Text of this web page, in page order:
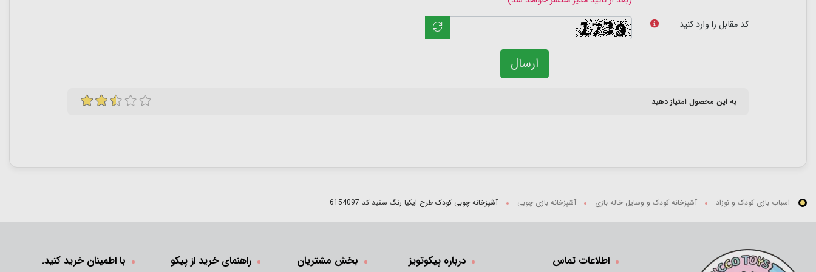
کد مقابل را وارد کنید
ارسال
به این محصول امتیاز دهید
اسباب بازی کودک و نوزاد آشپزخانه کودک و وسایل خاله بازی آشپزخانه بازی چوبی آشپزخانه چوبی کودک طرح ایکیا رنگ سفید کد 6154097
اطلاعات تماس درباره پیکوتویز بخش مشتریان راهنمای خرید از پیکو با اطمینان خرید کنید.